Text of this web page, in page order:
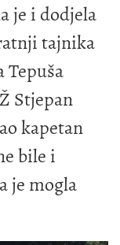
je i dodjela
tajnika
Tepuša
Stjepan
kapetan
bile i
je mogla